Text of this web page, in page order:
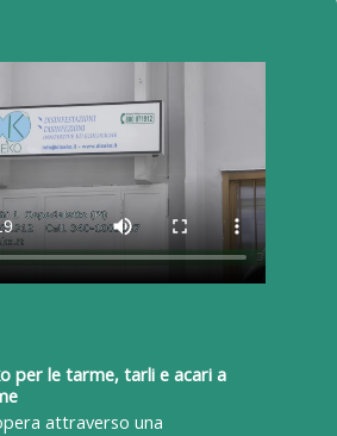
per le tarme, tarli e acari a
attraverso una